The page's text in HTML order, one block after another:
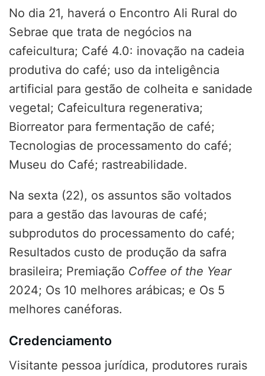
No dia 21, haverá o Encontro Ali Rural do
Sebrae que trata de negócios na
cafeicultura; Café 4.0: inovação na cadeia
produtiva do café; uso da inteligência
artificial para gestão de colheita e sanidade
vegetal; Cafeicultura regenerativa;
Biorreator para fermentação de café;
Tecnologias de processamento do café;
Museu do Café; rastreabilidade.
Na sexta (22), os assuntos são voltados
para a gestão das lavouras de café;
subprodutos do processamento do café;
Resultados custo de produção da safra
brasileira; Premiação Coffee of the Year
2024; Os 10 melhores arábicas; e Os 5
melhores canéforas.
Credenciamento
Visitante pessoa jurídica, produtores rurais